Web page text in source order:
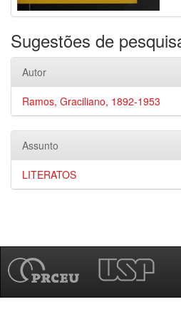
Sugestões de
Autor
Ramos, Graciliano, 1892-1953
Assunto
LITERATOS